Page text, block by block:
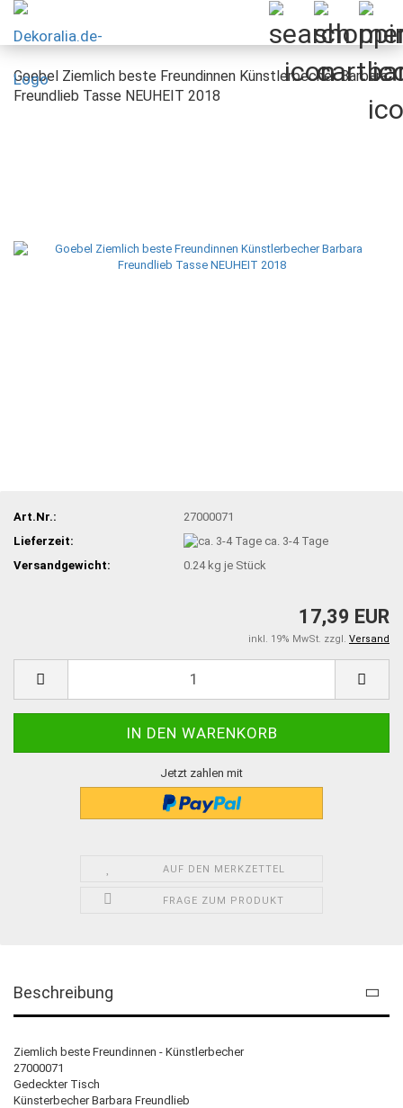
Goebel Ziemlich beste Freundinnen Künstlerbecher Barbara
Freundlieb Tasse NEUHEIT 2018
Art.Nr.:
27000071
Lieferzeit:
ca. 3-4 Tage
Versandgewicht:
0.24kg je Stück
17,39 EUR
inkl. 19% MwSt. zzgl. Versand
Jetzt zahlen mit
AUF DEN MERKZETTEL
FRAGE ZUM PRODUKT
Beschreibung
Ziemlich beste Freundinnen - Künstlerbecher
27000071
Gedeckter Tisch
Künsterbecher Barbara Freundlieb